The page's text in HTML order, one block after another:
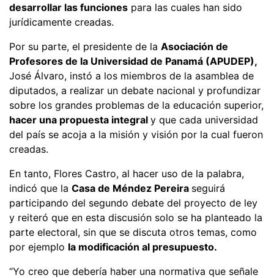
desarrollar las funciones para las cuales han sido
jurídicamente creadas.
Por su parte, el presidente de la Asociación de
Profesores de la Universidad de Panamá (APUDEP),
José Álvaro, instó a los miembros de la asamblea de
diputados, a realizar un debate nacional y profundizar
sobre los grandes problemas de la educación superior,
hacer una propuesta integral y que cada universidad
del país se acoja a la misión y visión por la cual fueron
creadas.
En tanto, Flores Castro, al hacer uso de la palabra,
indicó que la Casa de Méndez Pereira seguirá
participando del segundo debate del proyecto de ley
y reiteró que en esta discusión solo se ha planteado la
parte electoral, sin que se discuta otros temas, como
por ejemplo la modificación al presupuesto.
“Yo creo que debería haber una normativa que señale